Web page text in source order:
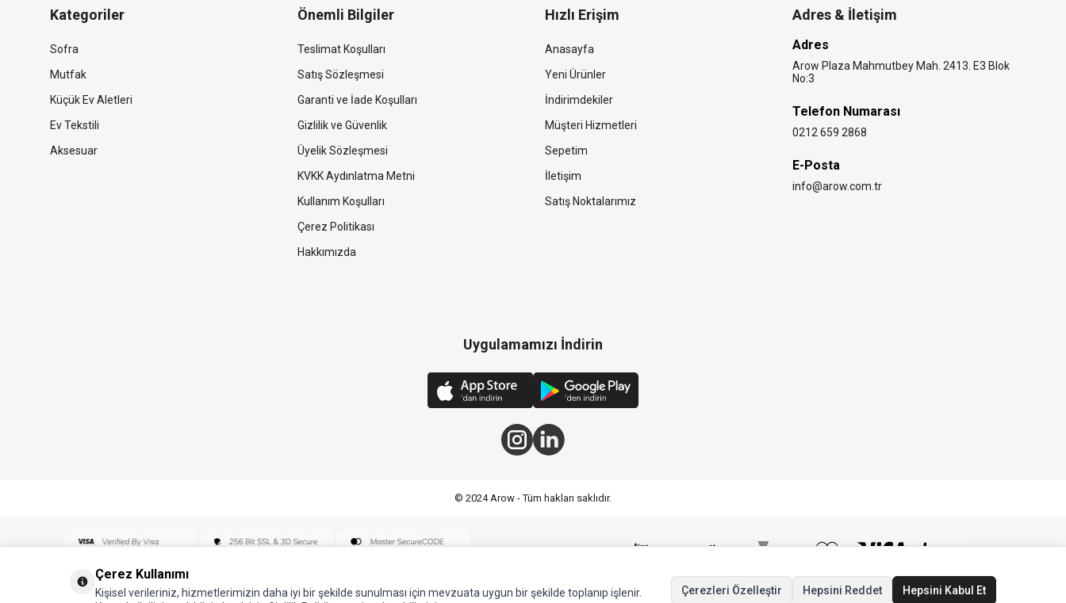
Kategoriler
Sofra
Mutfak
Küçük Ev Aletleri
Ev Tekstili
Aksesuar
Önemli Bilgiler
Teslimat Koşulları
Satış Sözleşmesi
Garanti ve İade Koşulları
Gizlilik ve Güvenlik
Üyelik Sözleşmesi
KVKK Aydınlatma Metni
Kullanım Koşulları
Çerez Politikası
Hakkımızda
Hızlı Erişim
Anasayfa
Yeni Ürünler
İndirimdekiler
Müşteri Hizmetleri
Sepetim
İletişim
Satış Noktalarımız
Adres & İletişim
Adres
Arow Plaza Mahmutbey Mah. 2413. E3 Blok
No:3
Telefon Numarası
0212 659 2868
E-Posta
info@arow.com.tr
Uygulamamızı İndirin
© 2024 Arow - Tüm hakları saklıdır.
Çerez Kullanımı
Kişisel verileriniz, hizmetlerimizin daha iyi bir şekilde sunulması için mevzuata uygun bir şekilde toplanıp işlenir.
Çerezleri Özelleştir Hepsini Reddet Hepsini Kabul Et